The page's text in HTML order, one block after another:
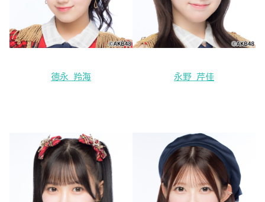
徳永 羚海 永野 芹佳